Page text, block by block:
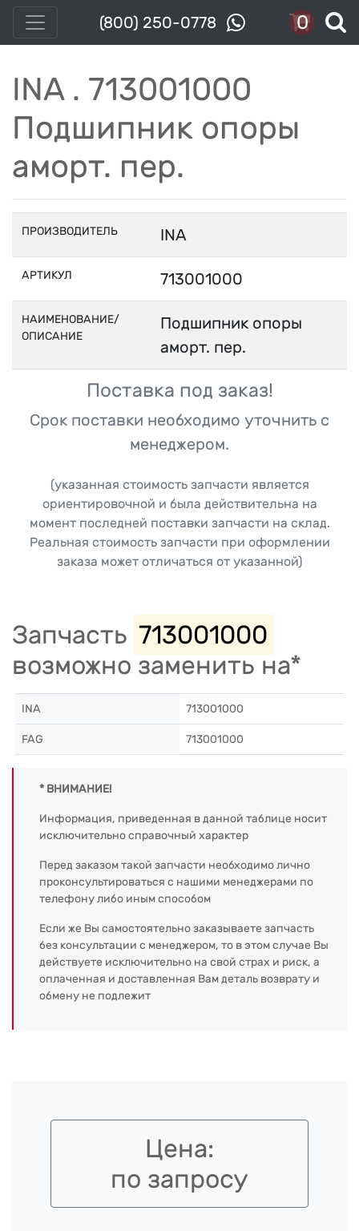
(800) 250-0778 0
INA . 713001000
Подшипник опоры
аморт. пер.
ПРОИЗВОДИТЕЛЬ INA
АРТИКУЛ 713001000
НАИМЕНОВАНИЕ/
ОПИСАНИЕ
Подшипник опоры
аморт. пер.
Поставка под заказ!
Срок поставки необходимо уточнить с
менеджером.
(указанная стоимость запчасти является
ориентировочной и была действительна на
момент последней поставки запчасти на склад.
Реальная стоимость запчасти при оформлении
заказа может отличаться от указанной)
Запчасть 713001000
возможно заменить на*
INA 713001000
FAG 713001000
* ВНИМАНИЕ!
Информация, приведенная в данной таблице носит
исключительно справочный характер
Перед заказом такой запчасти необходимо лично
проконсультироваться с нашими менеджерами по
телефону либо иным способом
Если же Вы самостоятельно заказываете запчасть
без консультации с менеджером, то в этом случае Вы
действуете исключительно на свой страх и риск, а
оплаченная и доставленная Вам деталь возврату и
обмену не подлежит
Цена:
по запросу